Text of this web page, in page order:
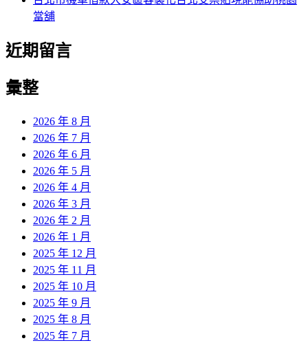
當舖
近期留言
彙整
2026 年 8 月
2026 年 7 月
2026 年 6 月
2026 年 5 月
2026 年 4 月
2026 年 3 月
2026 年 2 月
2026 年 1 月
2025 年 12 月
2025 年 11 月
2025 年 10 月
2025 年 9 月
2025 年 8 月
2025 年 7 月